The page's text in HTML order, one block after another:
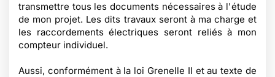
transmettre tous les documents nécessaires à l'étude
de mon projet. Les dits travaux seront à ma charge et
les raccordements électriques seront reliés à mon
compteur individuel.
Aussi, conformément à la loi Grenelle II et au texte de